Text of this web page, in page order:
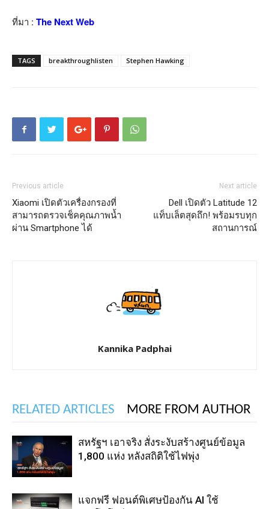
ที่มา : The Next Web
TAGS breakthroughlisten Stephen Hawking
Previous article
Xiaomi เปิดตัวเครื่องกรองที่
สามารถตรวจเช็คคุณภาพน้ำ
ผ่าน Smartphone ได้
Next article
Dell เปิดตัว Latitude 12
แท็บเล็ตสุดถึก! พร้อมรบทุก
สถานการณ์
Kannika Padphai
RELATED ARTICLES MORE FROM AUTHOR
สหรัฐฯ เอาจริง สั่งระงับสร้างศูนย์ข้อมูล
1,800 แห่ง หลังสถิติใช้ไฟพุ่ง
แจกฟรี ฟอนต์พิเศษป้องกัน AI ใช้